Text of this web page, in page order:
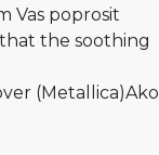
Vas poprosit
the soothing
(Metallica)Ako